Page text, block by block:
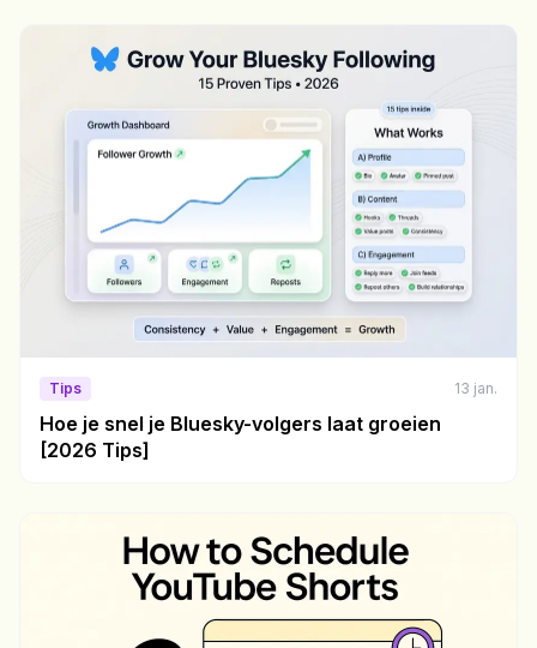
Tips 13 jan.
Hoe je snel je Bluesky-volgers laat groeien
[2026 Tips]